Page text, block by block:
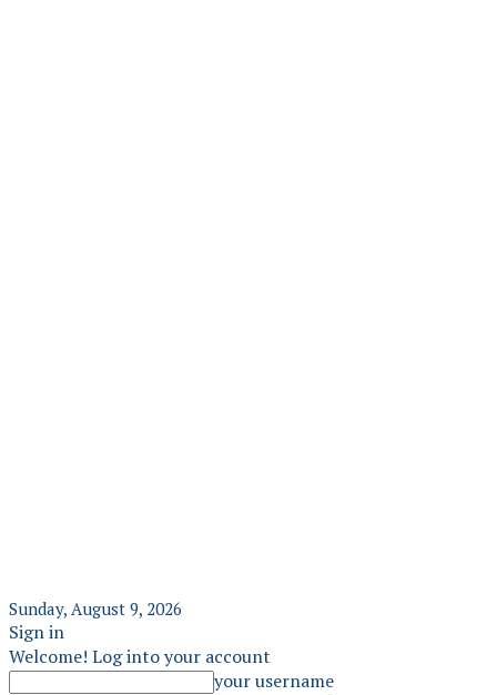
Sunday, August 9, 2026
Sign in
Welcome! Log into your account
your username